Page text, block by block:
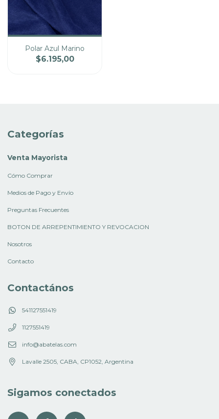
Cantidad
Polar Azul Marino
$6.195,00
Categorías
Venta Mayorista
Cómo Comprar
Medios de Pago y Envío
Preguntas Frecuentes
BOTON DE ARREPENTIMIENTO Y REVOCACION
Nosotros
Contacto
Contactános
541127551419
1127551419
info@abatelas.com
Lavalle 2505, CABA, CP1052, Argentina
Sigamos conectados